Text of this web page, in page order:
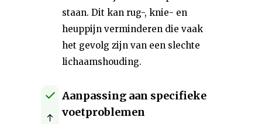
staan. Dit kan rug-, knie- en
heuppijn verminderen die vaak
het gevolg zijn van een slechte
lichaamshouding.
Aanpassing aan specifieke
voetproblemen